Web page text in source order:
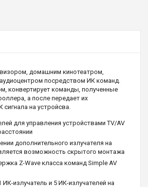
домашним кинотеатром,
посредством ИК команд.
конвертирует команды, полученные
а после передает их
на устройсва.
для управления устройствами TV/AV
дополнительного излучателя на
возможность скрытого монтажа
Z-Wave класса команд Simple AV
излучатель и 5 ИК-излучателей на